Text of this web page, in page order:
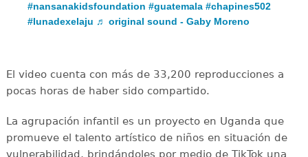
#nansanakidsfoundation #guatemala #chapines502
#lunadexelaju ♬ original sound - Gaby Moreno
El video cuenta con más de 33,200 reproducciones a
pocas horas de haber sido compartido.
La agrupación infantil es un proyecto en Uganda que
promueve el talento artístico de niños en situación de